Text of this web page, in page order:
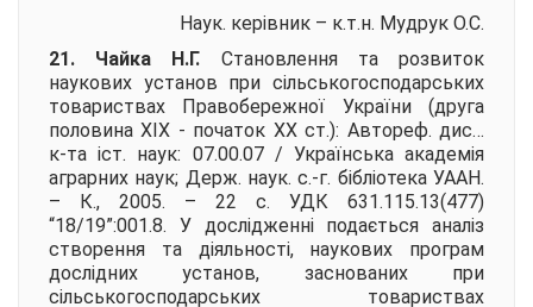
Наук. керівник – к.т.н. Мудрук О.С.
21. Чайка Н.Г.
Становлення та розвиток
наукових установ при сільськогосподарських
товариствах Правобережної України (друга
половина ХІХ - початок ХХ ст.): Автореф. дис…
к-та іст. наук: 07.00.07 / Українська академія
аграрних наук; Держ. наук. с.-г. бібліотека УААН.
– К., 2005. – 22 с. УДК 631.115.13(477)
“18/19”:001.8. У дослідженні подається аналіз
створення та діяльності, наукових програм
дослідних установ, заснованих при
сільськогосподарських товариствах